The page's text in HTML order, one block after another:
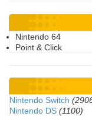
Nintendo 64
Point & Click
Nintendo Switch
Nintendo DS (1100)